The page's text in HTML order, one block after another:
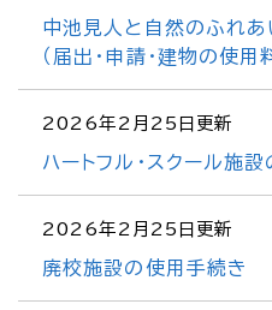
中池見人と自然のふれ
（届出・申請・建物の使用
2026年2月25日更新
ハートフル・スクール施
2026年2月25日更新
廃校施設の使用手続き